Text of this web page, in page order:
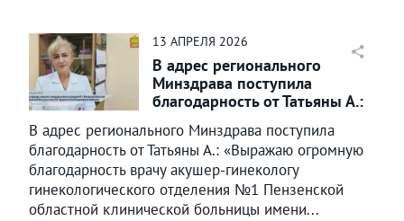
13 АПРЕЛЯ 2026
В адрес регионального
Минздрава поступила
благодарность от Татьяны А.:
В адрес регионального Минздрава поступила
благодарность от Татьяны А.: «Выражаю огромную
благодарность врачу акушер-гинекологу
гинекологического отделения №1 Пензенской
областной клинической больницы имени...